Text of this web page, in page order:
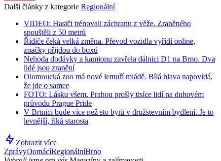
Další články z kategorie Regionální
VIDEO: Hasiči trénovali záchranu z věže. Zraněného
spouštěli z 50 metrů
Řidiče čeká velká změna. Převod vozidla vyřídí online,
značky přijdou do boxů
Nehoda dodávky a kamionu zavřela dálnici D1 na Brno. Dva
lidé jsou zranění
Olomoucká zoo má nové lemuří mládě. Bílá hlava napovídá,
že jde o samce
FOTO: Lásku všem. Prahou prošly tisíce lidí na duhovém
průvodu Prague Pride
V Brtnici bude více než sto bytů v družstevním bydlení. Je to
levnější, říká starosta
Zobrazit více
ZprávyDomácíRegionálníBrno